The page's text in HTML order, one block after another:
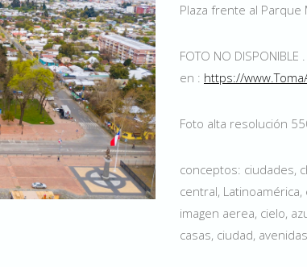
Plaza frente al Parque
FOTO NO
en : https://
Foto alta resolución
conceptos: ciudades,
central,
imagen aerea, cielo,
casas, ciudad,